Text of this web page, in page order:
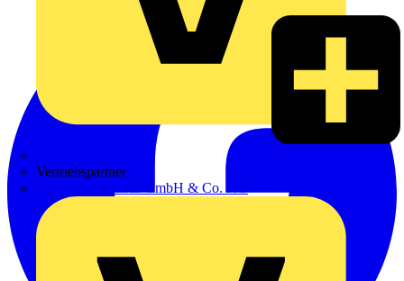
Vertriebspartner
Adalbert Zajadacz GmbH & Co. KG